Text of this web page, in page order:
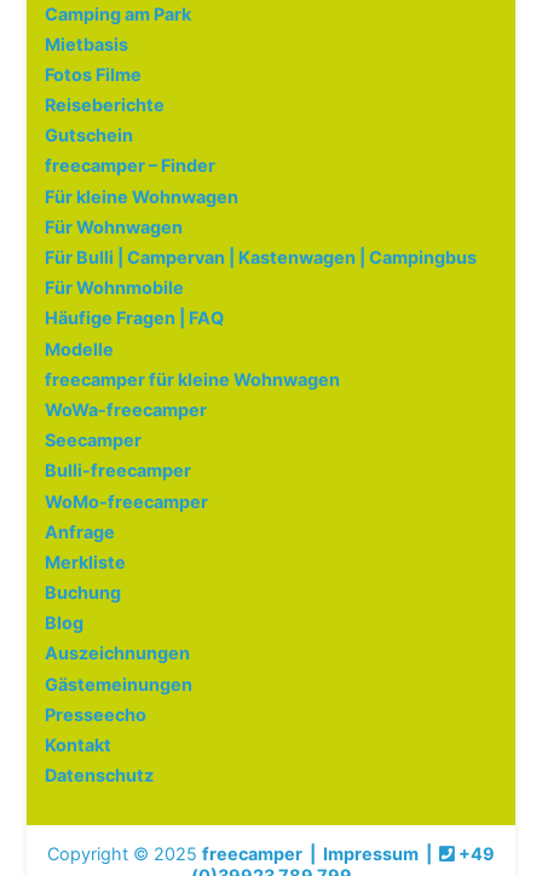
Camping am Park
Mietbasis
Fotos Filme
Reiseberichte
Gutschein
freecamper – Finder
Für kleine Wohnwagen
Für Wohnwagen
Für Bulli | Campervan | Kastenwagen | Campingbus
Für Wohnmobile
Häufige Fragen | FAQ
Modelle
freecamper für kleine Wohnwagen
WoWa-freecamper
Seecamper
Bulli-freecamper
WoMo-freecamper
Anfrage
Merkliste
Buchung
Blog
Auszeichnungen
Gästemeinungen
Presseecho
Kontakt
Datenschutz
Copyright © 2025 freecamper Impressum
+49